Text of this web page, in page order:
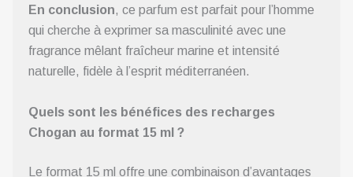
En conclusion, ce parfum est parfait pour l’homme
qui cherche à exprimer sa masculinité avec une
fragrance mêlant fraîcheur marine et intensité
naturelle, fidèle à l’esprit méditerranéen.
Quels sont les bénéfices des recharges
Chogan au format 15 ml ?
Le format 15 ml offre une combinaison d’avantages